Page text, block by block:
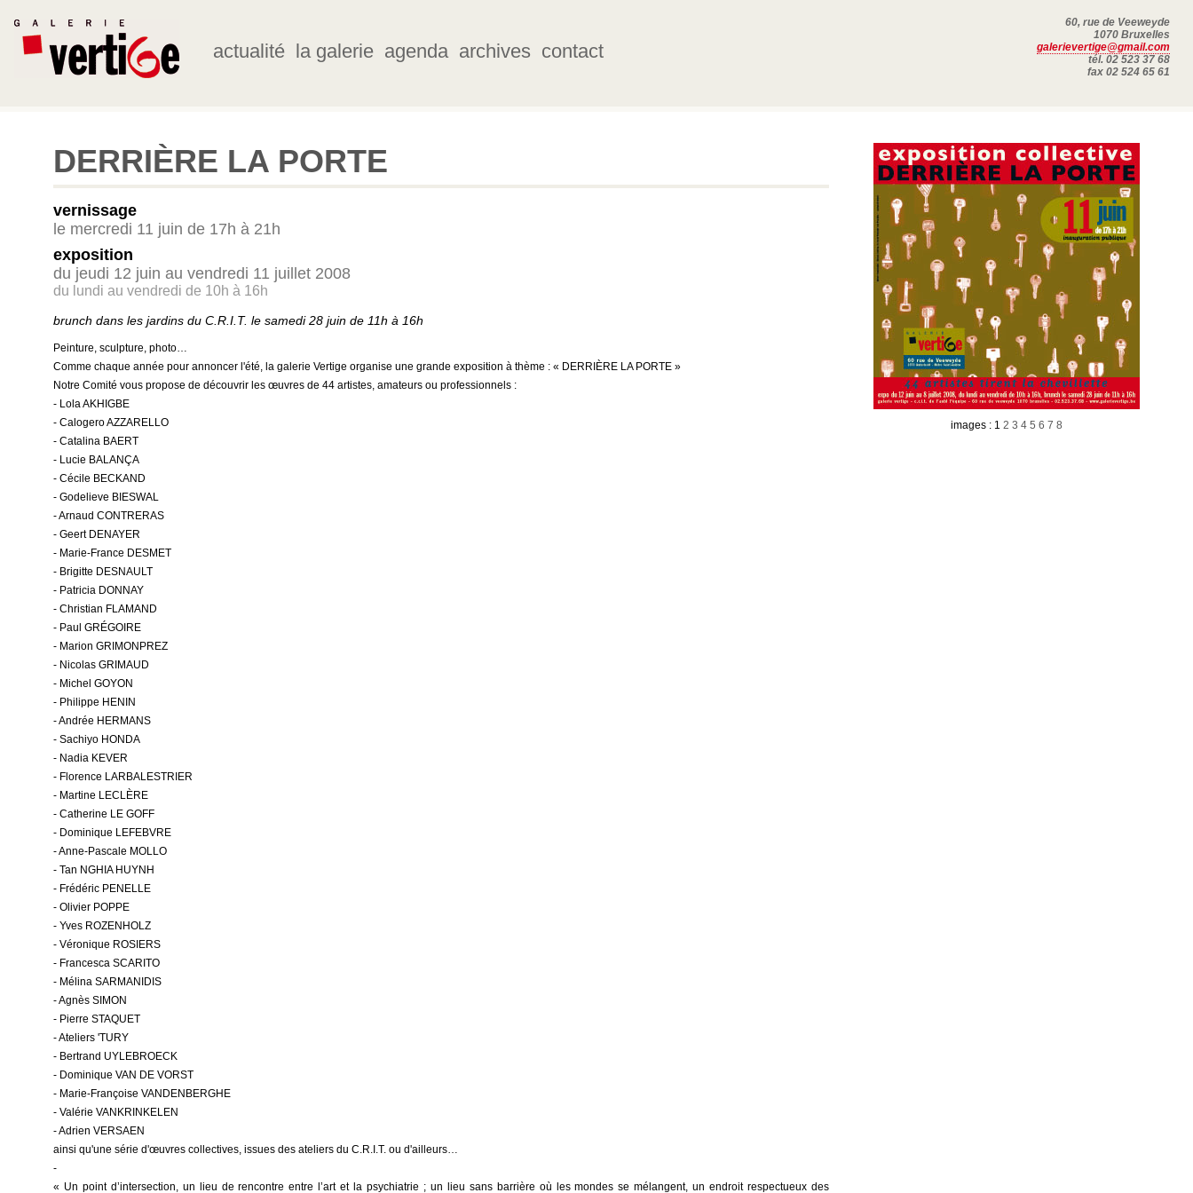
actualité la galerie agenda archives contact
60, rue de Veeweyde
1070 Bruxelles
galerievertige@gmail.com
tél. 02 523 37 68
fax 02 524 65 61
images : 1 2 3 4 5 6 7 8
DERRIÈRE LA PORTE
vernissage
le mercredi 11 juin de 17h à 21h
exposition
du jeudi 12 juin au vendredi 11 juillet 2008
du lundi au vendredi de 10h à 16h
brunch dans les jardins du C.R.I.T. le samedi 28 juin de 11h à 16h
Peinture, sculpture, photo…
Comme chaque année pour annoncer l'été, la galerie Vertige organise une grande exposition à thème : « DERRIÈRE LA PORTE »
Notre Comité vous propose de découvrir les œuvres de 44 artistes, amateurs ou professionnels :
- Lola AKHIGBE
- Calogero AZZARELLO
- Catalina BAERT
- Lucie BALANÇA
- Cécile BECKAND
- Godelieve BIESWAL
- Arnaud CONTRERAS
- Geert DENAYER
- Marie-France DESMET
- Brigitte DESNAULT
- Patricia DONNAY
- Christian FLAMAND
- Paul GRÉGOIRE
- Marion GRIMONPREZ
- Nicolas GRIMAUD
- Michel GOYON
- Philippe HENIN
- Andrée HERMANS
- Sachiyo HONDA
- Nadia KEVER
- Florence LARBALESTRIER
- Martine LECLÈRE
- Catherine LE GOFF
- Dominique LEFEBVRE
- Anne-Pascale MOLLO
- Tan NGHIA HUYNH
- Frédéric PENELLE
- Olivier POPPE
- Yves ROZENHOLZ
- Véronique ROSIERS
- Francesca SCARITO
- Mélina SARMANIDIS
- Agnès SIMON
- Pierre STAQUET
- Ateliers 'TURY
- Bertrand UYLEBROECK
- Dominique VAN DE VORST
- Marie-Françoise VANDENBERGHE
- Valérie VANKRINKELEN
- Adrien VERSAEN
ainsi qu'une série d'œuvres collectives, issues des ateliers du C.R.I.T. ou d'ailleurs…
-
« Un point d’intersection, un lieu de rencontre entre l’art et la psychiatrie ; un lieu sans barrière où les mondes se mélangent, un endroit respectueux des